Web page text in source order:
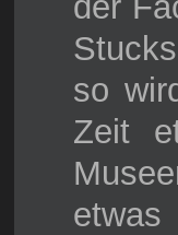
so
Zeit